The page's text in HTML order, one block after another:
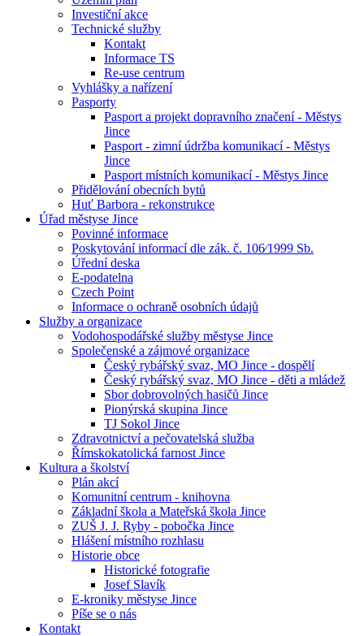
Investiční akce
Technické služby
Kontakt
Informace TS
Re-use centrum
Vyhlášky a nařízení
Pasporty
Pasport a projekt dopravního značení - Městys
Jince
Pasport - zimní údržba komunikací - Městys
Jince
Pasport místních komunikací - Městys Jince
Přidělování obecních bytů
Huť Barbora - rekonstrukce
Úřad městyse Jince
Povinné informace
Poskytování informací dle zák. č. 106⁄1999 Sb.
Úřední deska
E-podatelna
Czech Point
Informace o ochraně osobních údajů
Služby a organizace
Vodohospodářské služby městyse Jince
Společenské a zájmové organizace
Český rybářský svaz, MO Jince - dospělí
Český rybářský svaz, MO Jince - děti a mládež
Sbor dobrovolných hasičů Jince
Pionýrská skupina Jince
TJ Sokol Jince
Zdravotnictví a pečovatelská služba
Římskokatolická farnost Jince
Kultura a školství
Plán akcí
Komunitní centrum - knihovna
Základní škola a Mateřská škola Jince
ZUŠ J. J. Ryby - pobočka Jince
Hlášení místního rozhlasu
Historie obce
Historické fotografie
Josef Slavík
E-kroniky městyse Jince
Píše se o nás
Kontakt